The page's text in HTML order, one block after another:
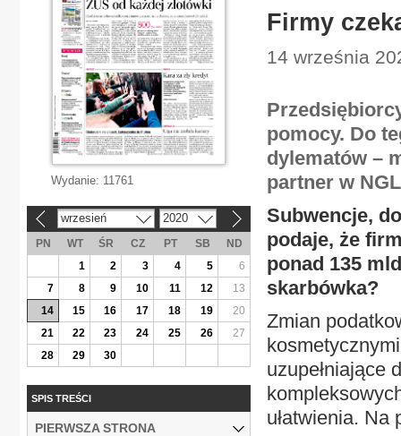
Firmy
14 września
pomocy. Do
dylematów –
partner w
Subwencje,
podaje, że
ponad 135
skarbówka?
Zmian
uzupełniające
ułatwienia.
Wydanie: 11761
wrzesień 2020
PN WT ŚR CZ PT SB
ND
1
2 3 4 5
6
7
8 9 10 11 12
13
14
15 16 17 18 19
20
21
22 23 24 25 26
27
28
29 30
SPIS TREŚCI
PIERWSZA STRONA